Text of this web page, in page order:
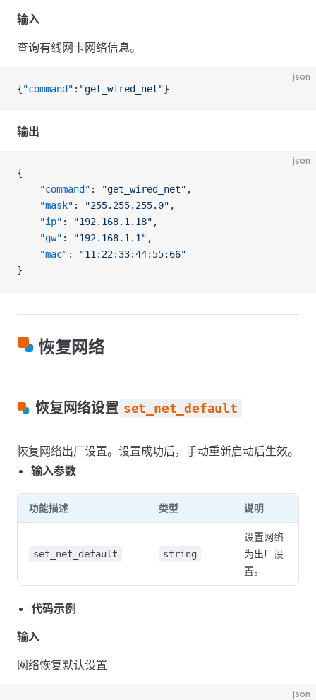
输入
查询有线网卡网络信息。
json
{"command" : "get_wired_net"}
输出
json
{
    "command"
: "get_wired_net" ,
    "mask"
: "255.255.255.0" ,
    "ip"
: "192.168.1.18" ,
    "gw"
: "192.168.1.1" ,
    "mac"
:
"11:22:33:44:55:66"
}
恢复网络
恢复网络设置 set_net_default
恢复网络出厂设置。设置成功后，手动重新启动后生效。
输入参数
功能描述 类型 说明
set_net_default string
设置网络
为出厂设
置。
代码示例
输入
网络恢复默认设置
json